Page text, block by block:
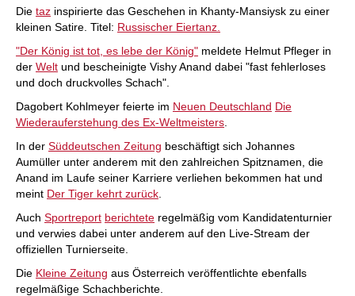
Die taz inspirierte das Geschehen in Khanty-Mansiysk zu einer
kleinen Satire. Titel: Russischer Eiertanz.
"Der König ist tot, es lebe der König" meldete Helmut Pfleger in
der Welt und bescheinigte Vishy Anand dabei "fast fehlerloses
und doch druckvolles Schach".
Dagobert Kohlmeyer feierte im Neuen Deutschland Die
Wiederauferstehung des Ex-Weltmeisters
In der Süddeutschen Zeitung beschäftigt sich Johannes
Aumüller unter anderem mit den zahlreichen Spitznamen, die
Anand im Laufe seiner Karriere verliehen bekommen hat und
meint Der Tiger kehrt zurück
Auch Sportreport berichtete regelmäßig vom Kandidatenturnier
und verwies dabei unter anderem auf den Live-Stream der
offiziellen Turnierseite.
Die Kleine Zeitung aus Österreich veröffentlichte ebenfalls
regelmäßige Schachberichte.